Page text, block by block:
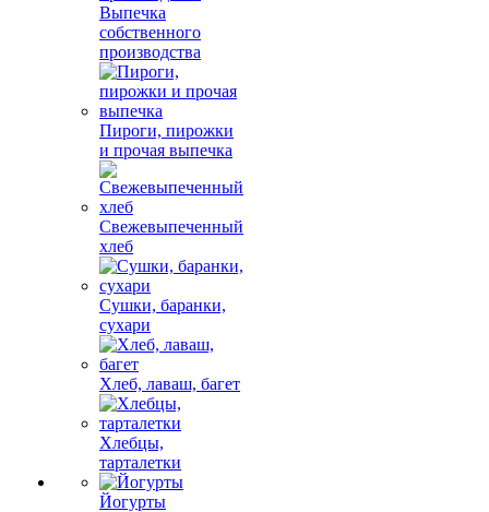
Выпечка
собственного
производства
Пироги, пирожки
и прочая выпечка
Свежевыпеченный
хлеб
Сушки, баранки,
сухари
Хлеб, лаваш, багет
Хлебцы,
тарталетки
Йогурты